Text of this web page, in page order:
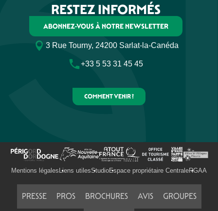
RESTEZ INFORMÉS
ABONNEZ-VOUS À NOTRE NEWSLETTER
3 Rue Tourny, 24200 Sarlat-la-Canéda
+33 5 53 31 45 45
COMMENT VENIR ?
Mentions légales Liens utilesStudioEspace propriétaire CentraleRGAA
PRESSE PROS BROCHURES AVIS GROUPES